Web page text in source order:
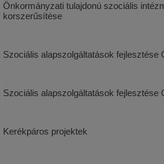
Önkormányzati tulajdonú szociális
korszerűsítése
Szociális alapszolgáltatások fejlesztése
Szociális alapszolgáltatások fejlesztése
Kerékpáros projektek